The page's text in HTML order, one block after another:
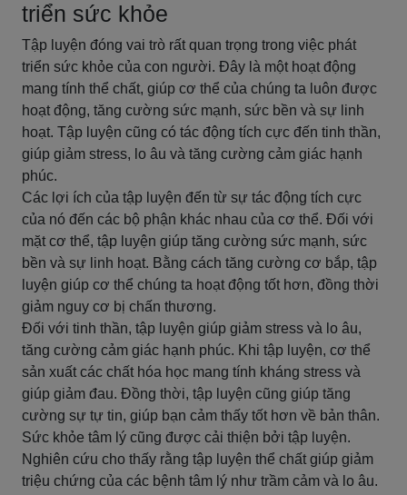
triển sức khỏe
Tập luyện đóng vai trò rất quan trọng trong việc phát
triển sức khỏe của con người. Đây là một hoạt động
mang tính thể chất, giúp cơ thể của chúng ta luôn được
hoạt động, tăng cường sức mạnh, sức bền và sự linh
hoạt. Tập luyện cũng có tác động tích cực đến tinh thần,
giúp giảm stress, lo âu và tăng cường cảm giác hạnh
phúc.
Các lợi ích của tập luyện đến từ sự tác động tích cực
của nó đến các bộ phận khác nhau của cơ thể. Đối với
mặt cơ thể, tập luyện giúp tăng cường sức mạnh, sức
bền và sự linh hoạt. Bằng cách tăng cường cơ bắp, tập
luyện giúp cơ thể chúng ta hoạt động tốt hơn, đồng thời
giảm nguy cơ bị chấn thương.
Đối với tinh thần, tập luyện giúp giảm stress và lo âu,
tăng cường cảm giác hạnh phúc. Khi tập luyện, cơ thể
sản xuất các chất hóa học mang tính kháng stress và
giúp giảm đau. Đồng thời, tập luyện cũng giúp tăng
cường sự tự tin, giúp bạn cảm thấy tốt hơn về bản thân.
Sức khỏe tâm lý cũng được cải thiện bởi tập luyện.
Nghiên cứu cho thấy rằng tập luyện thể chất giúp giảm
triệu chứng của các bệnh tâm lý như trầm cảm và lo âu.